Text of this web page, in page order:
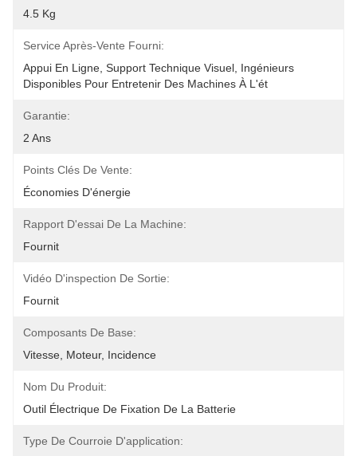
4.5 Kg
Service Après-Vente Fourni:
Appui En Ligne, Support Technique Visuel, Ingénieurs
Disponibles Pour Entretenir Des Machines À L'ét
Garantie:
2 Ans
Points Clés De Vente:
Économies D'énergie
Rapport D'essai De La Machine:
Fournit
Vidéo D'inspection De Sortie:
Fournit
Composants De Base:
Vitesse, Moteur, Incidence
Nom Du Produit:
Outil Électrique De Fixation De La Batterie
Type De Courroie D'application: